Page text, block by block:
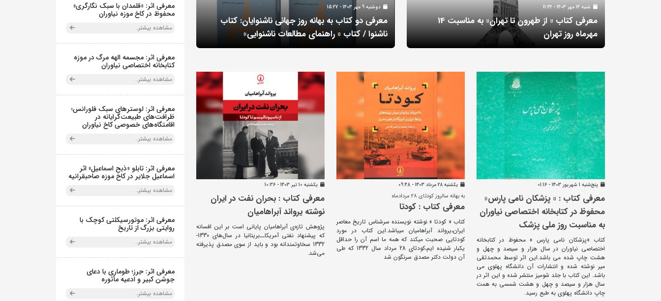
شنبه 14 مهر 1403 - 11:42
معرفی کتاب « از طهرون تا تهران« به مناسبت 14
مهرماه روز تهران
دوشنبه 9 مهر 1403 - 15:27
معرفی دو کتاب به بهانه روز جهانی ناشنوایان: کتاب
ناشنوا / کتاب « راهنمای مطالعات ناشنوایی»
پنج‌شنبه 1 شهريور 1403 - 01:16
معرفی کتاب : « پزشکان نامی پارس»
محفوظ در کتابخانه اختصاصی نیاوران
به مناسبت روز ملی پزشک
کتاب «پزشکان نامی پارس » محفوظ در کتابخانه
اختصاصی نیاوران در سال هزار و سیصد و چهل و
هشت چاپ شده می باشد.این اثر توسط محمدتقی
میر نوشته شده و انتشارات آن دان‍ش‍گ‍اه‌ پ‍ه‍ل‍وی‌‏‫ می
باشد. این کتاب با جلد شومیز منتشر شده و این اثر در
سال هزار و سیصد و چهل و هشت شمسی به همت
چاپ دانشگاه پهلوی به طبع رسید.‬
يکشنبه 28 مرداد 1403 - 09:48
به بهانه سالروز کودتای 28 مردادماه
معرفی کتاب : کودتا
کتاب « کودتا » نوشته نویسنده سرشناس تاریخ معاصر
ایران،یرواند آبراهامیان میباشد.این کتاب در مورد
کودتایی صحبت میکند که همه ما اسم آن را حداقل
یکبار شنیده ایم،کودتای 28 مرداد سال 1332 که طی
آن دولت دکتر مصدق سرنگون شد
يکشنبه 10 تير 1403 - 10:36
معرفی کتاب : بحران نفت در ایران
نوشته یرواند آبراهامیان
پژوهش تازه‌ی آبراهامیان پایانی است بر این افسانه
که پیشنهاد نفتی آمریکاــ‌بریتانیا در سال‌های 1330-
1332 سخاوتمندانه بود و باید از سوی مصدق پذیرفته
می‌شد.
معرفی اثر: «قلمدان با سبک نگارگری»
محفوظ در کاخ موزه نیاوران
مشاهده بیشتر..
معرفی اثر: مجسمه الهه مرگ در موزه
کتابخانه اختصاصی نیاوران
مشاهده بیشتر..
معرفی اثر: لوسترهای سبک فلورانس؛
ظرافت‌های طبیعت‌گرایانه در
اقامتگاه‌های خصوصی کاخ نیاوران
مشاهده بیشتر..
معرفی اثر: تابلو «ذبح اسماعیل» اثر
اسماعیل جلایر در کاخ موزه صاحبقرانیه
مشاهده بیشتر..
معرفی اثر: موتورسیکلتی کوچک با
روایتی بزرگ از تاریخ
مشاهده بیشتر..
معرفی اثر: حِرز؛ طوماری با دعای
جوشن کبیر و ادعیه مأثوره
مشاهده بیشتر..